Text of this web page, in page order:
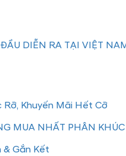
DIỄN RA TẠI VIỆT
Rỡ, Khuyến Mãi Hết Cỡ
MUA NHẤT PHÂN KHÚC
& Gắn Kết